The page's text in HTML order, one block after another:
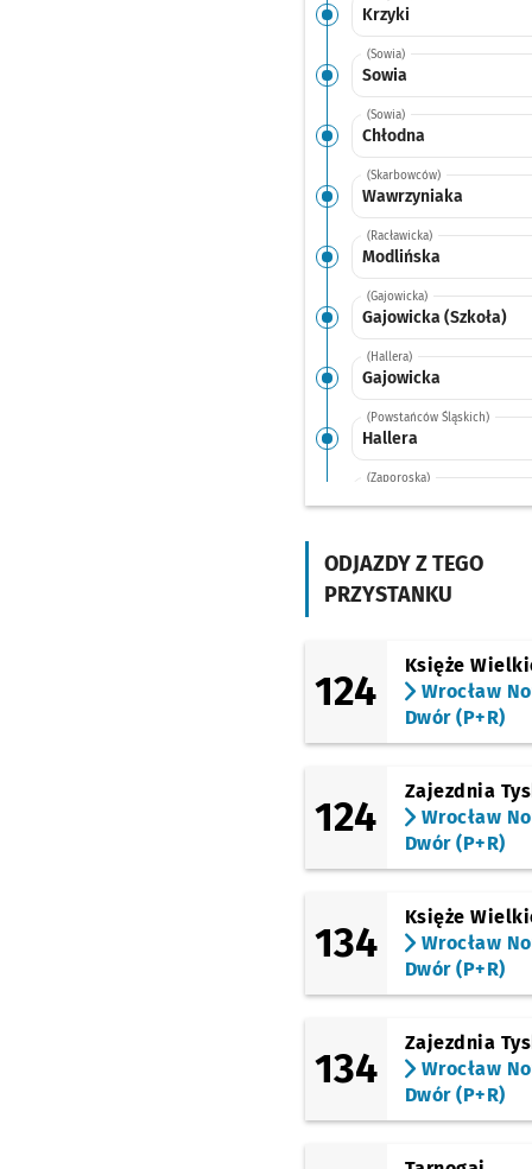
Krzyki
(Sowia)
Sowia
(Sowia)
Chłodna
(Skarbowców)
Wawrzyniaka
(Racławicka)
Modlińska
(Gajowicka)
Gajowicka (Szkoła)
(Hallera)
Gajowicka
(Powstańców Śląskich)
Hallera
(Zaporoska)
Zaporoska
(Zaporoska)
(Grabiszyńska)
Pereca
(Grabiszyńska)
Stalowa
(Grabiszyńska)
Pl. Srebrny
(Grabiszyńska)
(Grabiszyńska)
Hutmen
FAT
(Klecińska)
ROD Oświata NŻ
(Klecińska)
Wrocławski Park
ODJAZDY Z TEGO
PRZYSTANKU
124
Księże
Wrocław
Dwór (P+R)
124
Zajezdnia
Wrocław
Dwór (P+R)
134
Księże
Wrocław
Dwór (P+R)
134
Zajezdnia
Wrocław
Dwór (P+R)